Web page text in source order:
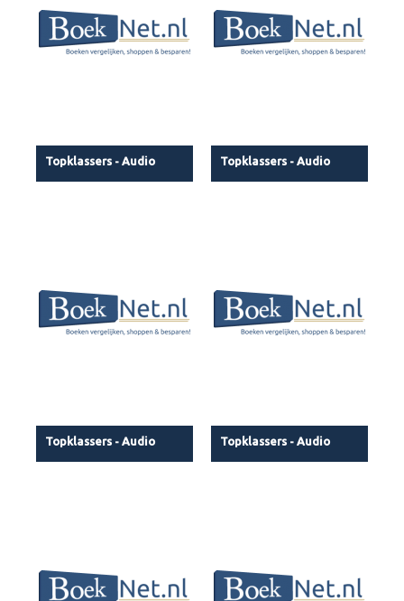
Topklassers - Audio Topklassers - Audio
Topklassers - Audio Topklassers - Audio